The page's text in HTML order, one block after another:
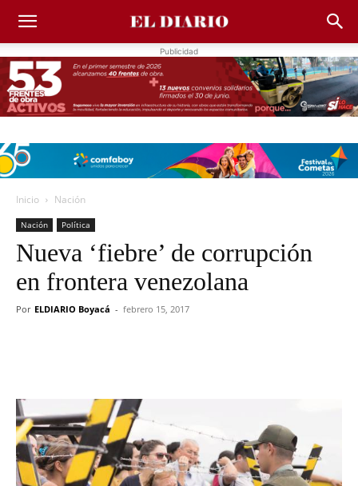
Publicidad
Inicio Nación
Nación Política
Nueva ‘fiebre’ de corrupción
en frontera venezolana
Por ELDIARIO Boyacá - febrero 15, 2017